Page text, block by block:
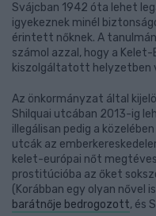
Svájcban 1942 óta lehet
igyekeznek minél
érintett nőknek. A
számol azzal, hogy a
kiszolgáltatott helyzetben
Az önkormányzat által
Shilquai utcában 2013-ig
illegálisan pedig a
utcák az
kelet-európai nőt
prostitúcióba az őket
(Korábban egy olyan nővel
barátnője bedrogozott, és